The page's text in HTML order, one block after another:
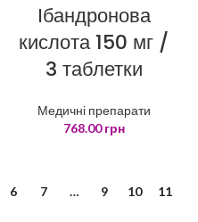
Ібандронова
кислота 150 мг /
3 таблетки
Медичні препарати
768.00грн
6 7 … 9 10
11